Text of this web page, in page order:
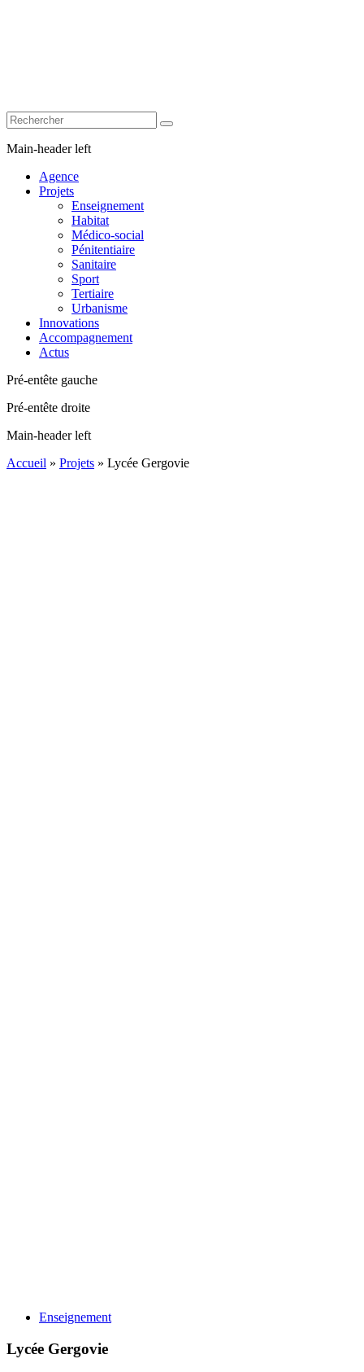
Main-header left
Agence
Projets
Enseignement
Habitat
Médico-social
Pénitentiaire
Sanitaire
Sport
Tertiaire
Urbanisme
Innovations
Accompagnement
Actus
Pré-entête gauche
Pré-entête droite
Main-header left
Accueil » Projets » Lycée Gergovie
Enseignement
Lycée Gergovie